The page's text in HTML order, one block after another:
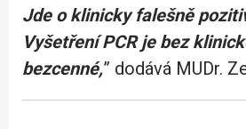
Jde o klinicky falešně
Vyšetření PCR je bez
bezcenné,” dodává MUDr.